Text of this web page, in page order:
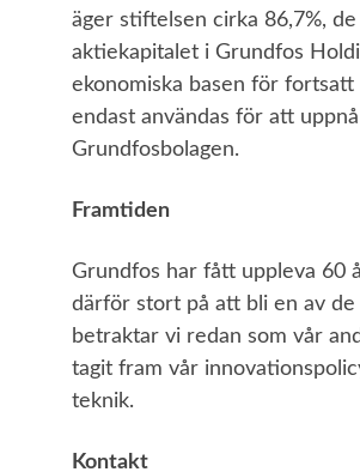
äger stiftelsen cirka 86,7%,
aktiekapitalet i Grundfos
ekonomiska basen för
endast användas för att
Grundfosbolagen.
Framtiden
Grundfos har fått uppleva 60
därför stort på att bli en av de
betraktar vi redan som vår
tagit fram vår
teknik.
Kontakt